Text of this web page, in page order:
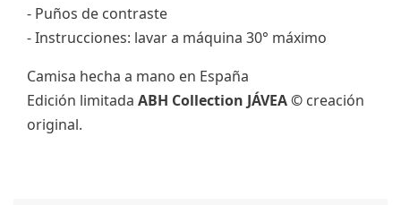
- Puños de contraste
- Instrucciones: lavar a máquina 30° máximo
Camisa hecha a mano en España
Edición limitada ABH Collection JÁVEA © creación
original.